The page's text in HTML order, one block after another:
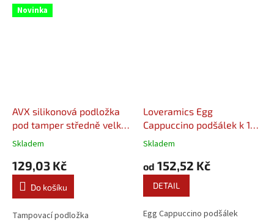
Novinka
AVX silikonová podložka
pod tamper středně velká
hnědá
Skladem
129,03 Kč
Do košíku
Tampovací podložka
Loveramics Egg
Cappuccino podšálek k 150
ml a 200 ml šálku
Skladem
od 152,52 Kč
DETAIL
Egg Cappuccino podšálek